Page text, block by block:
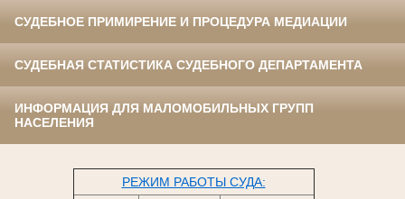
СУДЕБНОЕ ПРИМИРЕНИЕ И ПРОЦЕДУРА МЕДИАЦИИ
СУДЕБНАЯ СТАТИСТИКА СУДЕБНОГО ДЕПАРТАМЕНТА
ИНФОРМАЦИЯ ДЛЯ МАЛОМОБИЛЬНЫХ ГРУПП
НАСЕЛЕНИЯ
РЕЖИМ РАБОТЫ СУДА: